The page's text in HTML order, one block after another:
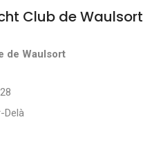
Club de Waulsort
de Waulsort
Delà